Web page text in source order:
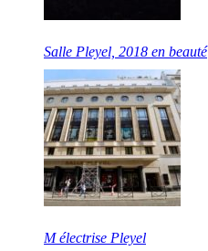
Salle Pleyel, 2018 en beauté
M électrise Pleyel